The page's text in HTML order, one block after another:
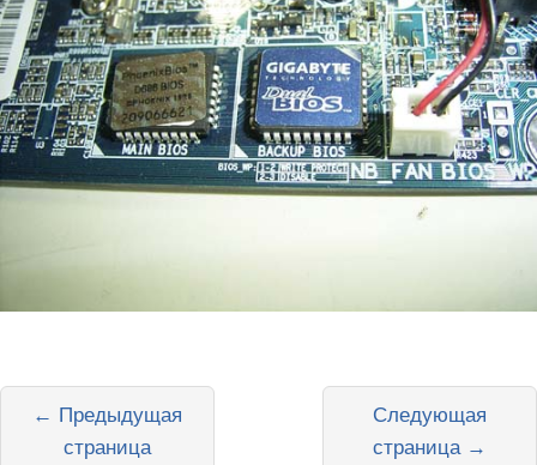
Следующая
страница →
← Предыдущая
страница